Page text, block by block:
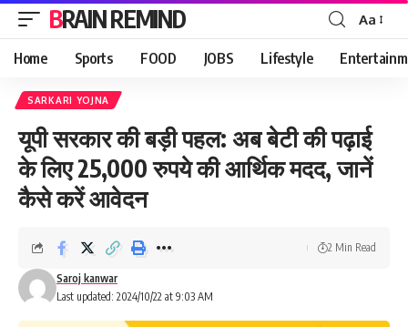
BRAIN REMIND
Font
Resizer
Aa
Home Sports FOOD JOBS Lifestyle
SARKARI YOJNA
यूपी सरकार की बड़ी पहल: अब बेटी की पढ़ाई
के लिए 25,000 रुपये की आर्थिक मदद, जानें
कैसे करें आवेदन
Last updated: 2024/10/22 at 9:03 AM
Saroj kanwar
2 Min Read